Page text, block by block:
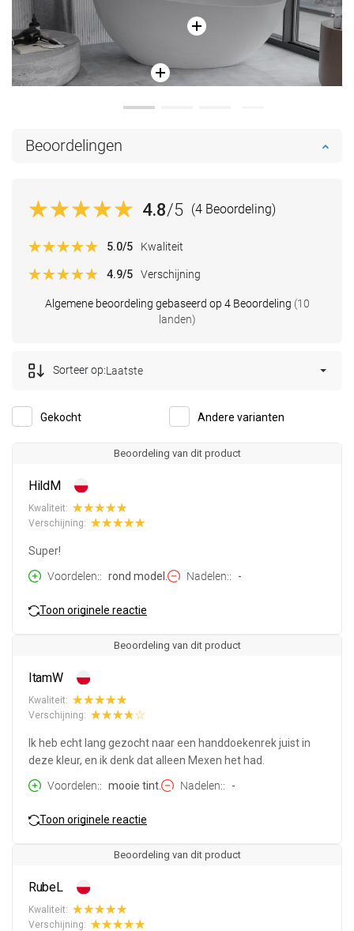
Beoordelingen
4.8/5 (4 Beoordeling)
Algemene beoordeling gebaseerd op 4 Beoordeling (10
landen)
5.0/5 Kwaliteit
4.9/5 Verschijning
Gekocht Andere varianten
Sorteer op:Laatste
Beoordeling van dit product
HildM
Kwaliteit:
Verschijning:
Super!
Voordelen:
rond model. Nadelen: -
Toon originele reactie
Beoordeling van dit product
ItamW
Kwaliteit:
Verschijning:
Ik heb echt lang gezocht naar een handdoekenrek juist in
deze kleur, en ik denk dat alleen Mexen het had.
Voordelen:
mooie tint. Nadelen: -
Toon originele reactie
Beoordeling van dit product
RubeL
Kwaliteit:
Verschijning: